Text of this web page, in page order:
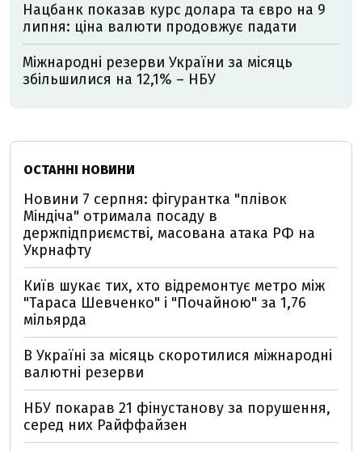
Нацбанк показав курс долара та євро на 9
липня: ціна валюти продовжує падати
Міжнародні резерви України за місяць
збільшилися на 12,1% – НБУ
ОСТАННІ НОВИНИ
Новини 7 серпня: фігурантка "плівок
Міндіча" отримала посаду в
держпідприємстві, масована атака РФ на
Укрнафту
Київ шукає тих, хто відремонтує метро між
"Тараса Шевченко" і "Почайною" за 1,76
мільярда
В Україні за місяць скоротилися міжнародні
валютні резерви
НБУ покарав 21 фінустанову за порушення,
серед них Райффайзен